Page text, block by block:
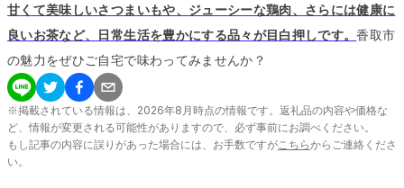
甘くて美味しいさつまいもや、ジューシーな鶏肉、さらには健康に
良いお茶など、日常生活を豊かにする品々が目白押しです。香取市
の魅力をぜひご自宅で味わってみませんか？
※掲載されている情報は、 2026年8 月時点の情報です。返礼品の内容や価格な
ど、情報が変更される可能性がありますので、必ず事前にお調べください。
もし記事の内容に誤りがあった場合には、お手数ですがこちらからご連絡くださ
い。